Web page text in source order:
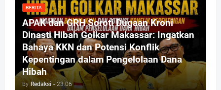
BERITA
APAK dan GRH Soroti Dugaan Kroni
Dinasti Hibah Golkar Makassar: Ingatkan
Bahaya KKN dan Potensi Konflik
Kepentingan dalam Pengelolaan Dana
Hibah
by Redaksi - 23.06